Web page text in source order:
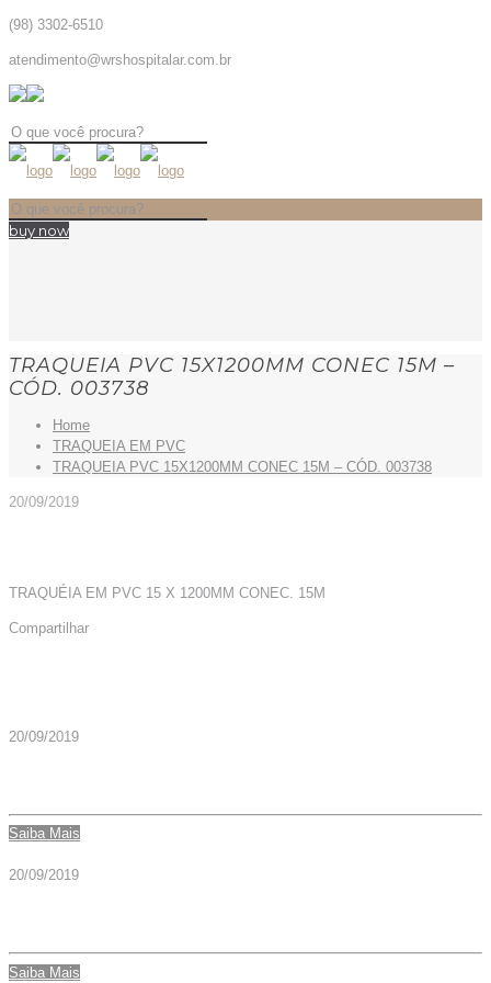
(98) 3302-6510
atendimento@wrshospitalar.com.br
buy now
TRAQUEIA PVC 15X1200MM CONEC 15M –
CÓD. 003738
Home
TRAQUEIA EM PVC
TRAQUEIA PVC 15X1200MM CONEC 15M – CÓD. 003738
20/09/2019
TRAQUÉIA EM PVC 15 X 1200MM CONEC. 15M
Compartilhar
20/09/2019
Saiba Mais
20/09/2019
Saiba Mais